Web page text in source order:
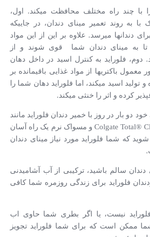
با چند راه مختلف محافظت می­کند. اول،
با به روند تعمیر مینای دندان، در جاییکه
دندانها می­رسد. علاوه بر این از این مواد
تا به مینای دندان شما قوی شوند و از
فلوراید به کنترل اسید در داخل دهان
باکتری­ها از مواد غذایی باقی­مانده بر
تولید اسید می­کند، اما فلوراید دهان شما را
کرده و اثر را خنثی می­کند.
دو بار در روز با خمیر دندان فلوراید مانند
Colgate Total® Clean Mint Toothpaste و مسواک نرم یک راه آسان
که شما فلوراید مورد نیاز مینای دندان
دندان سالم باشید، ترکیبی از آب آشامیدنی
فلوراید برای زندگی روزمره شما کافی
نیست، یا اگر بطری شما حاوی اب
ممکن است که برای شما فلوراید تجویز